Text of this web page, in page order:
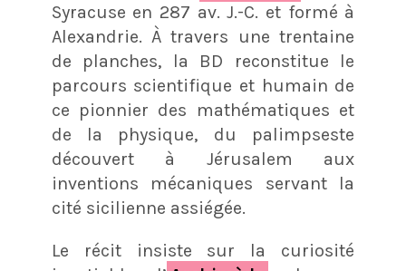
Syracuse en 287 av. J.-C. et formé à
Alexandrie. À travers une trentaine
de planches, la BD reconstitue le
parcours scientifique et humain de
ce pionnier des mathématiques et
de la physique, du palimpseste
découvert à Jérusalem aux
inventions mécaniques servant la
cité sicilienne assiégée.
Le récit insiste sur la curiosité